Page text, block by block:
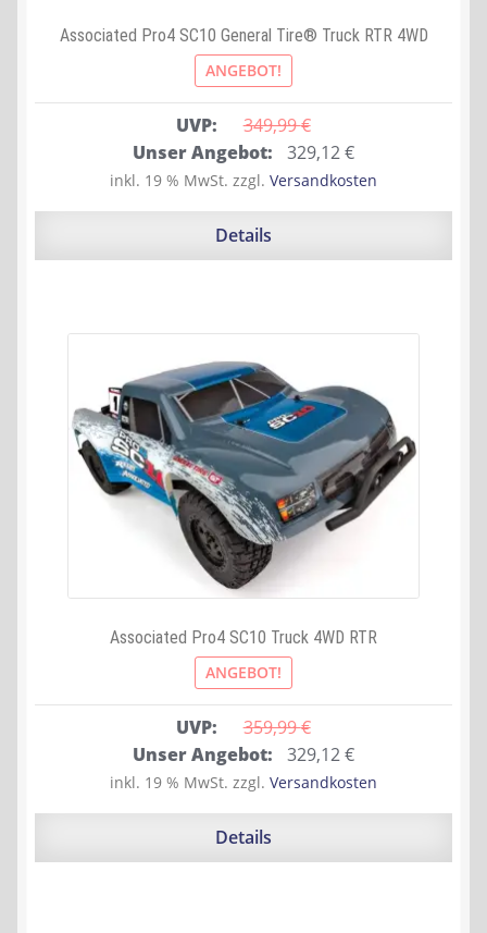
Associated Pro4 SC10 General Tire® Truck RTR 4WD
ANGEBOT!
UVP: 349,99 €
Ursprünglicher
Preis
war:
Unser Angebot: 329,12€Aktueller
Preis
ist:
inkl. 19 % MwSt. zzgl. Versandkosten
Details
Associated Pro4 SC10 Truck 4WD RTR
ANGEBOT!
UVP: 359,99 €
Ursprünglicher
Preis
war:
Unser Angebot: 329,12€Aktueller
Preis
ist:
inkl. 19 % MwSt. zzgl. Versandkosten
Details